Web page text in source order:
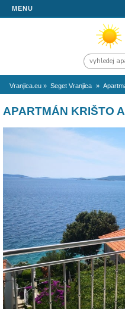
MENU
Vranjica.eu » Seget Vranjica »
APARTMÁN